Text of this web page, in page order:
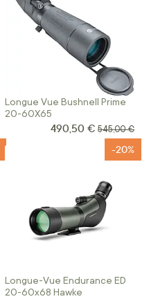
Longue Vue Bushnell Prime
20-60X65
Prix Spécial
490,50 € Prix normal
545,00 €
Longue-Vue Endurance ED
20-60x68 Hawke
-20%